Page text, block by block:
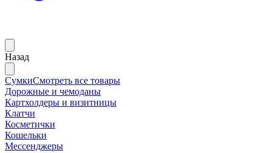
Назад
СумкиСмотреть все товары
Дорожные и чемоданы
Картхолдеры и визитницы
Клатчи
Косметички
Кошельки
Мессенджеры